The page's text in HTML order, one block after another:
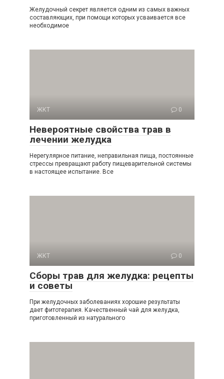
Желудочный секрет является одним из самых важных
составляющих, при помощи которых усваивается все
необходимое
ЖКТ 0
Невероятные свойства трав в
лечении желудка
Нерегулярное питание, неправильная пища, постоянные
стрессы превращают работу пищеварительной системы
в настоящее испытание. Все
ЖКТ 0
Сборы трав для желудка: рецепты
и советы
При желудочных заболеваниях хорошие результаты
дает фитотерапия. Качественный чай для желудка,
приготовленный из натурального